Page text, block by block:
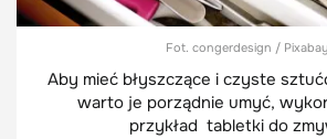
Fot. congerdesign / Pixabay
Aby mieć błyszczące i czyste
warto je porządnie umyć,
przykład tabletki do